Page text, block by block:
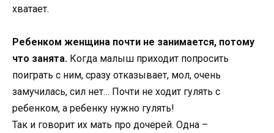
хватает.
Ребенком женщина почти не занимается, потому
что занята. Когда малыш приходит попросить
поиграть с ним, сразу отказывает, мол, очень
замучилась, сил нет… Почти не ходит гулять с
ребенком, а ребенку нужно гулять!
Так и говорит их мать про дочерей. Одна –